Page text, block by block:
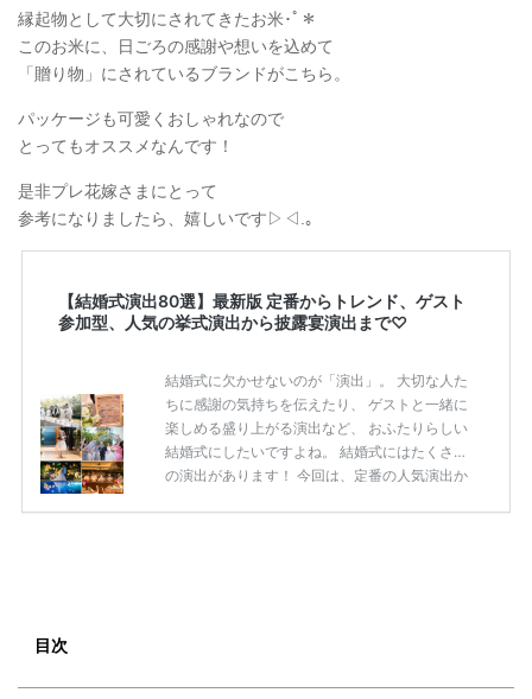
縁起物として大切にされてきたお米･ﾟ＊
このお米に、日ごろの感謝や想いを込めて
「贈り物」にされているブランドがこちら。
パッケージも可愛くおしゃれなので
とってもオススメなんです！
是非プレ花嫁さまにとって
参考になりましたら、嬉しいです▷◁.｡
【結婚式演出80選】最新版 定番からトレンド、ゲスト
参加型、人気の挙式演出から披露宴演出まで♡
結婚式に欠かせないのが「演出」。 大切な人た
ちに感謝の気持ちを伝えたり、 ゲストと一緒に
楽しめる盛り上がる演出など、 おふたりらしい
結婚式にしたいですよね。 結婚式にはたくさん
の演出があります！ 今回は、定番の人気演出か
めての結婚準備何する？令 […]続きを読む
目次